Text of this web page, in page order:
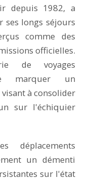
depuis 1982, a
ses longs séjours
comme des
officielles.
de voyages
marquer un
à consolider
sur l'échiquier
déplacements
un démenti
sur l'état